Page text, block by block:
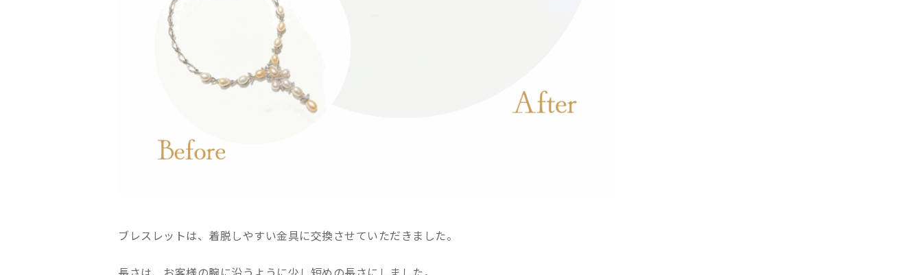
ブレスレットは、着脱しやすい金具に交換させていただきました。